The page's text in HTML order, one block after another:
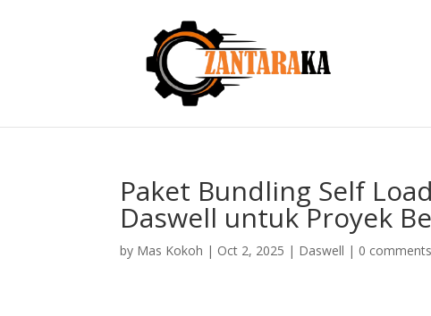
Paket Bundling Self
Daswell untuk Proyek
by Mas Kokoh | Oct 2, 2025 | Daswell | 0 comments